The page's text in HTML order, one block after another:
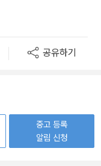
공유하기
중고 등록
알림 신청